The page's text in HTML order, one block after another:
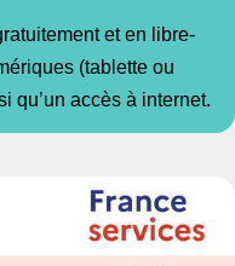
et en libre-
(tablette ou
qu’un accès à internet.